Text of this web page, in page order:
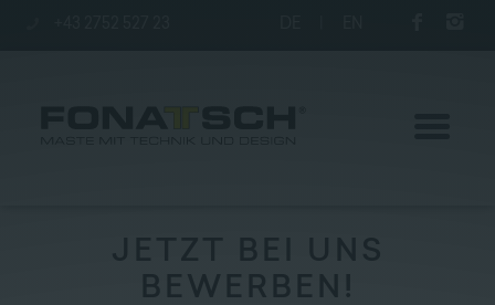
BEWERBEN!